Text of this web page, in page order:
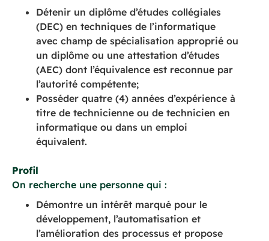
Détenir un diplôme d’études collégiales
(DEC) en techniques de l’informatique
avec champ de spécialisation approprié ou
un diplôme ou une attestation d’études
(AEC) dont l’équivalence est reconnue par
l’autorité compétente;
Posséder quatre (4) années d’expérience à
titre de technicienne ou de technicien en
informatique ou dans un emploi
équivalent.
Profil
On recherche une personne qui :
Démontre un intérêt marqué pour le
développement, l’automatisation et
l’amélioration des processus et propose